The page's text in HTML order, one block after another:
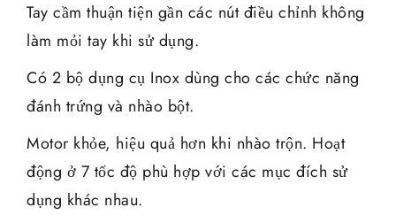
Tay cầm thuận tiện gần các nút điều chỉnh không
làm mỏi tay khi sử dụng.
Có 2 bộ dụng cụ Inox dùng cho các chức năng
đánh trứng và nhào bột.
Motor khỏe, hiệu quả hơn khi nhào trộn. Hoạt
động ở 7 tốc độ phù hợp với các mục đích sử
dụng khác nhau.